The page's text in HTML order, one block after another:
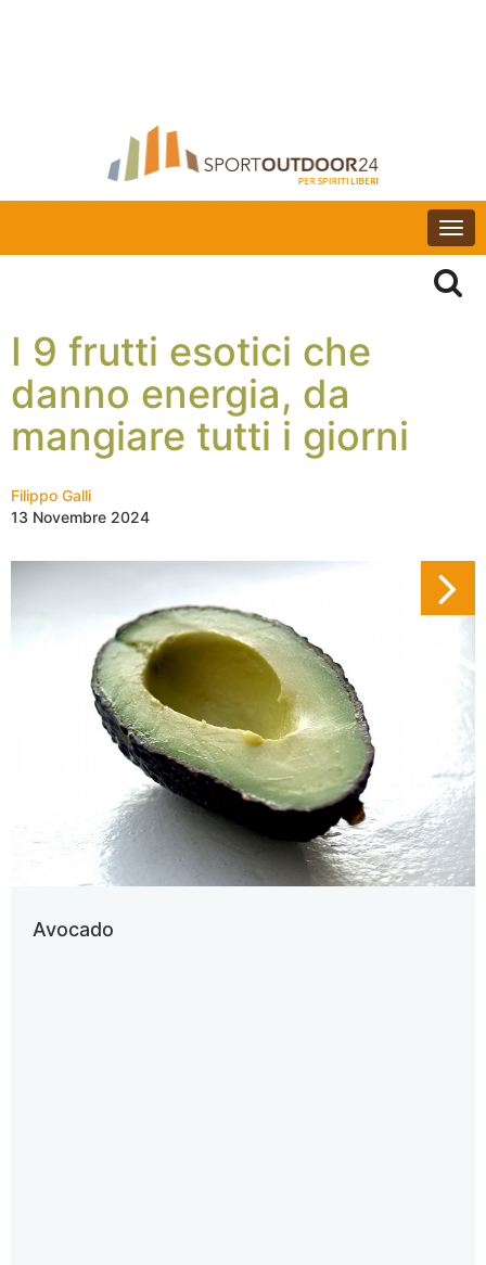
I 9 frutti esotici che
danno energia, da
mangiare tutti i giorni
Filippo Galli
13 Novembre 2024
Avocado